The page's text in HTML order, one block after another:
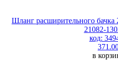
Шланг расширительного бачка
21082-
код:
в